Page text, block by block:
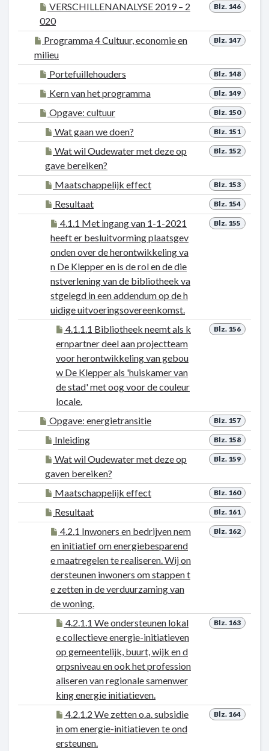
Blz. 146
VERSCHILLENANALYSE 2019 – 2
020
Blz. 147
Programma 4 Cultuur, economie en
milieu
Blz. 148
Portefuillehouders
Blz. 149
Kern van het programma
Blz. 150
Opgave: cultuur
Blz. 151
Wat gaan we doen?
Blz. 152
Wat wil Oudewater met deze op
gave bereiken?
Blz. 153
Maatschappelijk effect
Blz. 154
Resultaat
Blz. 155
4.1.1 Met ingang van 1-1-2021
heeft er besluitvorming plaatsgev
onden over de herontwikkeling va
n De Klepper en is de rol en de die
nstverlening van de bibliotheek va
stgelegd in een addendum op de h
uidige uitvoeringsovereenkomst.
Blz. 156
4.1.1.1 Bibliotheek neemt als k
ernpartner deel aan projectteam
voor herontwikkeling van gebou
w De Klepper als 'huiskamer van
de stad' met oog voor de couleur
locale.
Blz. 157
Opgave: energietransitie
Blz. 158
Inleiding
Blz. 159
Wat wil Oudewater met deze op
gaven bereiken?
Blz. 160
Maatschappelijk effect
Blz. 161
Resultaat
Blz. 162
4.2.1 Inwoners en bedrijven nem
en initiatief om energiebesparend
e maatregelen te realiseren. Wij on
dersteunen inwoners om stappen t
e zetten in de verduurzaming van
de woning.
Blz. 163
4.2.1.1 We ondersteunen lokal
e collectieve energie-initiatieven
op gemeentelijk, buurt, wijk en d
orpsniveau en ook het profession
aliseren van regionale samenwer
king energie initiatieven.
Blz. 164
4.2.1.2 We zetten o.a. subsidie
in om energie-initiatieven te ond
ersteunen.